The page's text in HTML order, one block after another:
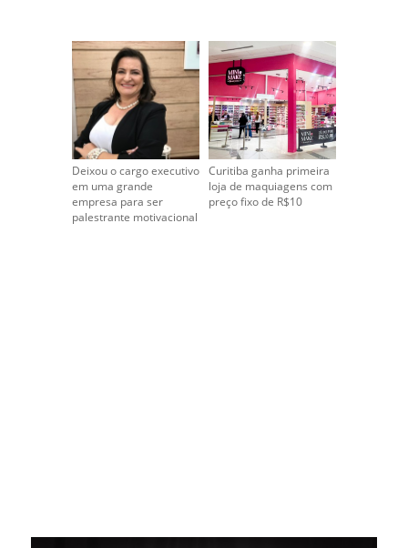
Deixou o cargo executivo
em uma grande
empresa para ser
palestrante motivacional
Curitiba ganha primeira
loja de maquiagens com
preço fixo de R$10